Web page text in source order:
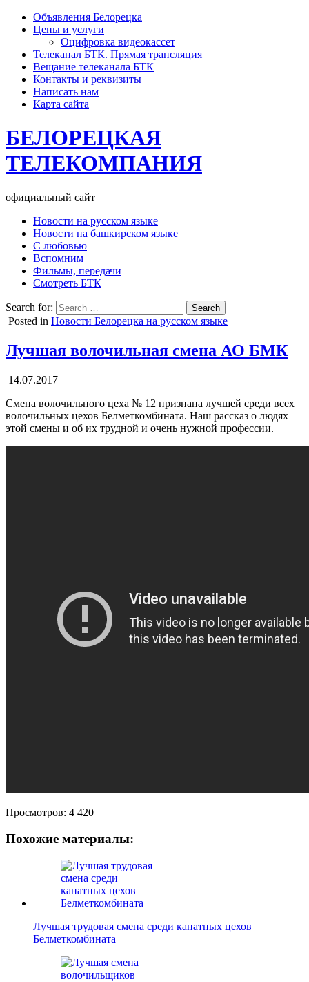
Объявления Белорецка
Цены и услуги
Оцифровка видеокассет
Телеканал БТК. Прямая трансляция
Вещание телеканала БТК
Контакты и реквизиты
Написать нам
Карта сайта
БЕЛОРЕЦКАЯ
ТЕЛЕКОМПАНИЯ
официальный сайт
Новости на русском языке
Новости на башкирском языке
С любовью
Вспомним
Фильмы, передачи
Смотреть БТК
Search for:
Posted in Новости Белорецка на русском языке
Лучшая волочильная смена АО БМК
14.07.2017
Смена волочильного цеха № 12 признана лучшей среди всех
волочильных цехов Белметкомбината. Наш рассказ о людях
этой смены и об их трудной и очень нужной профессии.
Просмотров: 4 420
Похожие материалы:
Лучшая трудовая смена среди канатных цехов
Белметкомбината